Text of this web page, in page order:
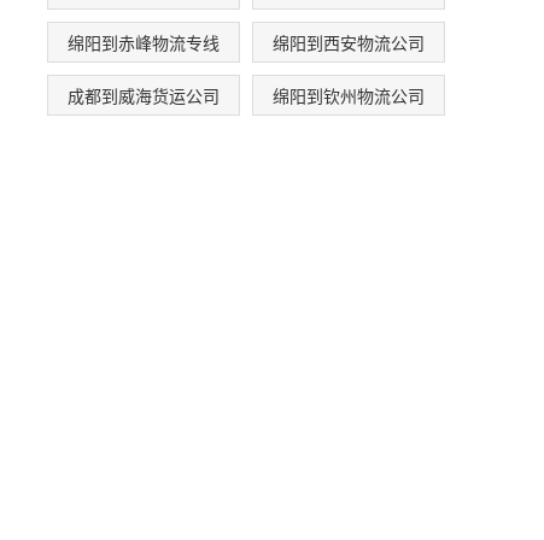
绵阳到赤峰物流专线 绵阳到西安物流公司
成都到威海货运公司 绵阳到钦州物流公司